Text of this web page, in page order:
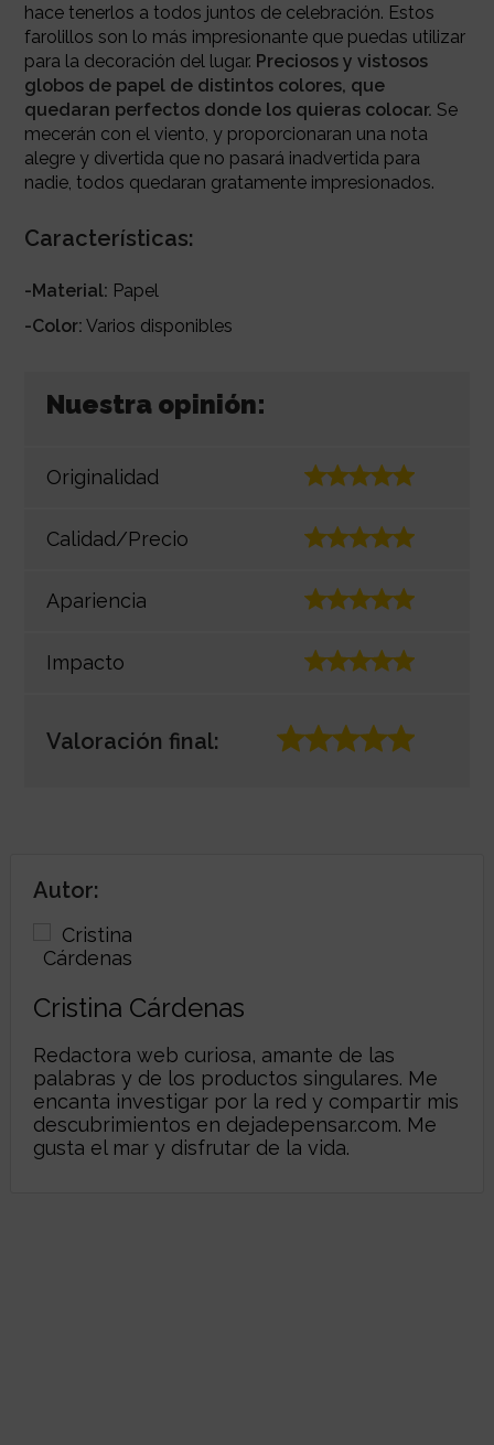
hace tenerlos a todos juntos de celebración. Estos
farolillos son lo más impresionante que puedas utilizar
para la decoración del lugar. Preciosos y vistosos
globos de papel de distintos colores, que
quedaran perfectos donde los quieras colocar. Se
mecerán con el viento, y proporcionaran una nota
alegre y divertida que no pasará inadvertida para
nadie, todos quedaran gratamente impresionados.
Características:
-Material: Papel
-Color: Varios disponibles
Nuestra opinión:
Originalidad
Calidad/Precio
Apariencia
Impacto
Valoración final:
Autor:
Cristina Cárdenas
Redactora web curiosa, amante de las
palabras y de los productos singulares. Me
encanta investigar por la red y compartir mis
descubrimientos en dejadepensar.com. Me
gusta el mar y disfrutar de la vida.